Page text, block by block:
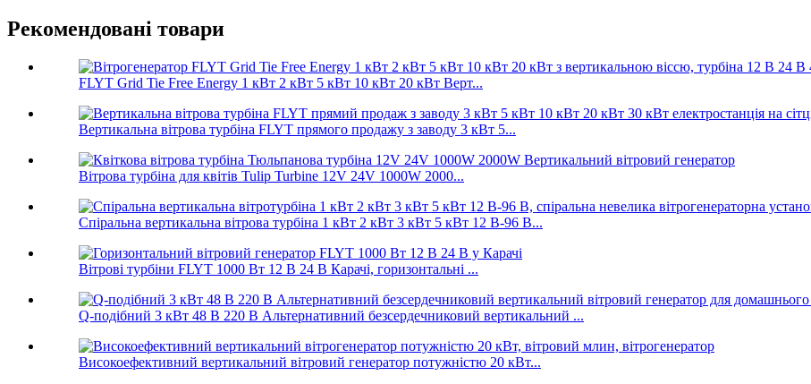
Рекомендовані товари
FLYT Grid Tie Free Energy 1 кВт 2 кВт 5 кВт 10 кВт 20 кВт Верт...
Вертикальна вітрова турбіна FLYT прямого продажу з заводу 3 кВт 5...
Вітрова турбіна для квітів Tulip Turbine 12V 24V 1000W 2000...
Спіральна вертикальна вітрова турбіна 1 кВт 2 кВт 3 кВт 5 кВт 12 В-96 В...
Вітрові турбіни FLYT 1000 Вт 12 В 24 В Карачі, горизонтальні ...
Q-подібний 3 кВт 48 В 220 В Альтернативний безсердечниковий вертикальний ...
Високоефективний вертикальний вітровий генератор потужністю 20 кВт...